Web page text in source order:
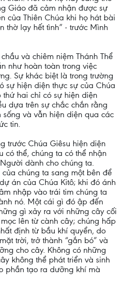
Giáo đã cảm nhận được sự
của Thiên Chúa khi họ hát bài
thờ lạy hết tình” - trước Mình
và chiêm niệm Thánh Thể
như hoàn toàn trong việc
Sự khác biệt là trong trường
sự hiện diện thực sự của Chúa
hai chỉ có sự hiện diện
dựa trên sự chắc chắn rằng
sống và vẫn hiện diện qua các
tin.
trước Chúa Giêsu hiện diện
có thể, chúng ta có thể nhận
dành cho chúng ta.
chúng ta sang một bên để
án của Chúa Kitô; khi đó ánh
nhập vào trái tim chúng ta
nó. Một cái gì đó ập đến
gì xảy ra với những cây cối
lên từ cành cây; chúng hấp
định từ bầu khí quyển, do
trời, trở thành “gắn bó” và
cho cây. Không có những
không thể phát triển và sinh
phần tạo ra dưỡng khí mà